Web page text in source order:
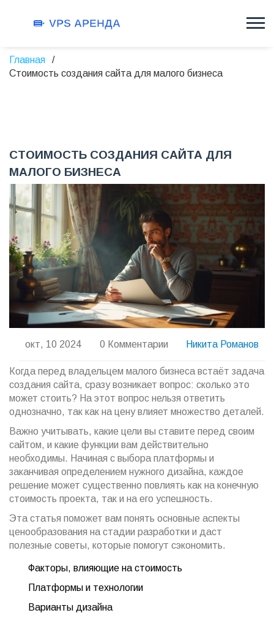
Главная
Стоимость создания сайта для малого бизнеса
СТОИМОСТЬ СОЗДАНИЯ САЙТА ДЛЯ
МАЛОГО БИЗНЕСА
окт, 10 2024 0 Комментарии Никита Романов
Когда перед владельцем малого бизнеса встаёт задача
создания сайта, сразу возникает вопрос: сколько это
может стоить? На этот вопрос нельзя ответить
однозначно, так как на цену влияет множество деталей.
Важно учитывать, какие цели вы ставите перед своим
сайтом, и какие функции вам действительно
необходимы. Начиная с выбора платформы и
заканчивая определением нужного дизайна, каждое
решение может существенно повлиять как на конечную
стоимость проекта, так и на его успешность.
Эта статья поможет вам понять основные аспекты
ценообразования на стадии разработки и даст
полезные советы, которые помогут сэкономить.
Факторы, влияющие на стоимость
Платформы и технологии
Варианты дизайна